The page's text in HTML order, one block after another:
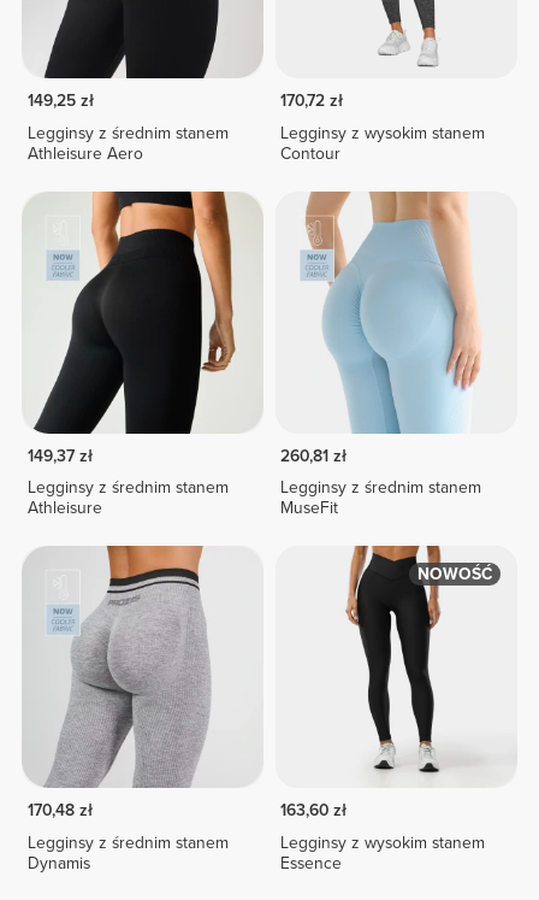
149,25 zł
Legginsy z średnim stanem
Athleisure Aero
170,72 zł
Legginsy z wysokim stanem
Contour
149,37 zł
Legginsy z średnim stanem
Athleisure
260,81 zł
Legginsy z średnim stanem
MuseFit
170,48 zł
Legginsy z średnim stanem
Dynamis
NOWOŚĆ
163,60 zł
Legginsy z wysokim stanem
Essence